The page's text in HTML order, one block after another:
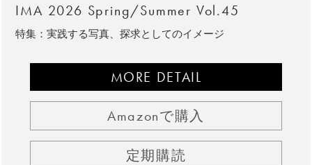
IMA 2026 Spring/Summer Vol.45
特集：実践する写真、探求としてのイメージ
MORE DETAIL
Amazonで購入
定期購読